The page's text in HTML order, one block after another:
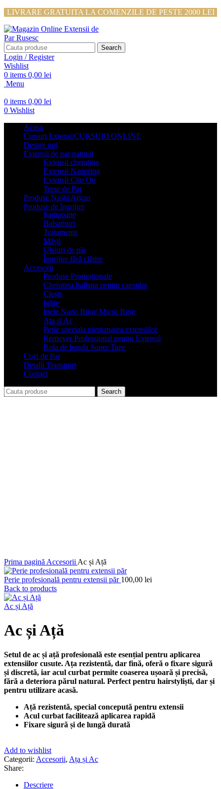
LIVRARE GRATUITA LA COMENZILE DE PESTE 2000 LEI
Search
Login / Register
Wishlist
0 items 0,00 lei
Menu
0 items 0,00 lei
0 Wishlist
Acasa
Cursuri ExtensiiCURSURI ONLINE
Despre noi
Extensii de par natural
Extensii cheratina
Extensii Nanoring
Extensii Clip On
Trese de Par
Produse Nashi Argan
Produse de îngrijire
Șampoane
Balsamuri
Tratamente
Măști
Uleiuri de păr
Îngrijire fără clătire
Accesorii
Produse Promoționale
Cheratina Italiana pentru capsulat
Clește
Iglite
Inele Nano Ring/ Micro Ring
Ața și Ac
Perie speciala pieptanarea extensiilor
Remover Professional pentru Extensii
Rola de banda Super Tape
Cozi de Par
Detalii Transport
Contact
Search
Prima pagină Accesorii Ac și Ață
Perie profesională pentru extensii păr 100,00 lei
Back to products
Ac și Ață
Ac și Ață
Setul de ac și ață profesională este esențial pentru aplicarea
extensiilor cusute. Ața rezistentă, dar fină, oferă o fixare sigură
și discretă, iar acul curbat permite coaserea ușoară și precisă,
fără a deteriora părul natural. Perfect pentru hairstyliști, dar și
pentru utilizare acasă.
Ață rezistentă, special concepută pentru extensii
Acul curbat facilitează aplicarea rapidă
Fixare sigură și de lungă durată
Add to wishlist
Categorii: Accesorii, Ața și Ac
Share:
Descriere